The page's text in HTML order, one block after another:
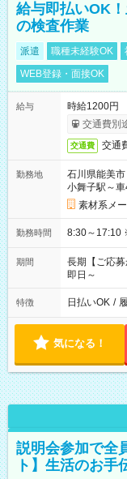
給与即払いOK
の検査作業
派遣 職種未経験OK
WEB登録・面接OK
給与
時給1200円
交通費別
交通費 交通
勤務地
石川県能美市
小舞子駅～
素材系メ
勤務時間
期間
長期【ご応
即日～
特徴 日払いOK /
気になる！
説明会参加で全
ト】生活のお手